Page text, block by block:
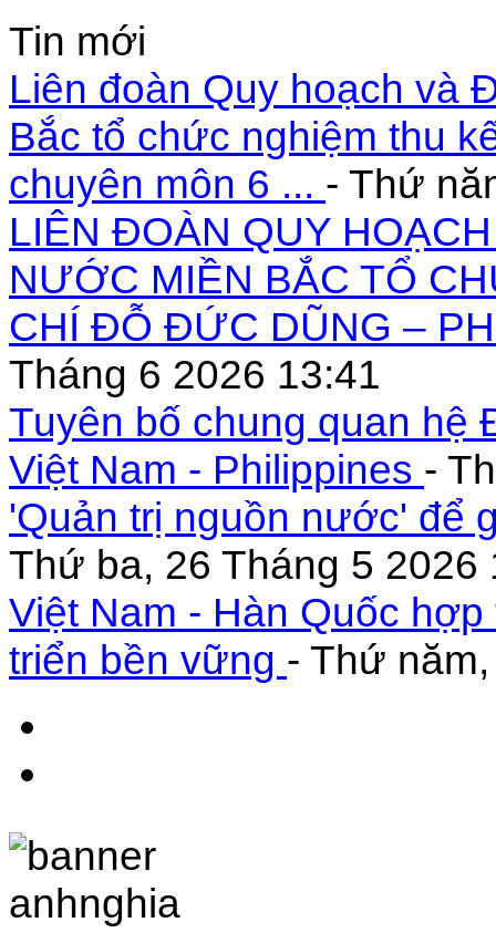
Tin mới
Liên đoàn Quy hoạch và
Bắc tổ chức nghiệm thu
chuyên môn 6 ... - Thứ
LIÊN ĐOÀN QUY
NƯỚC MIỀN BẮC TỔ
CHÍ ĐỖ ĐỨC DŨNG –
Tháng 6 2026 13:41
Tuyên bố chung quan
Việt Nam - Philippines -
'Quản trị nguồn nước' để
Thứ ba, 26 Tháng 5 2026
Việt Nam - Hàn Quốc
triển bền vững - Thứ